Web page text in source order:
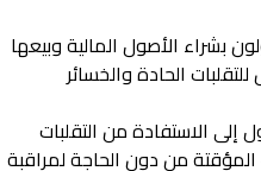
بشراء الأصول المالية وبيعها
الحادة والخسائر
إلى الاستفادة من التقلبات
من دون الحاجة لمراقبة